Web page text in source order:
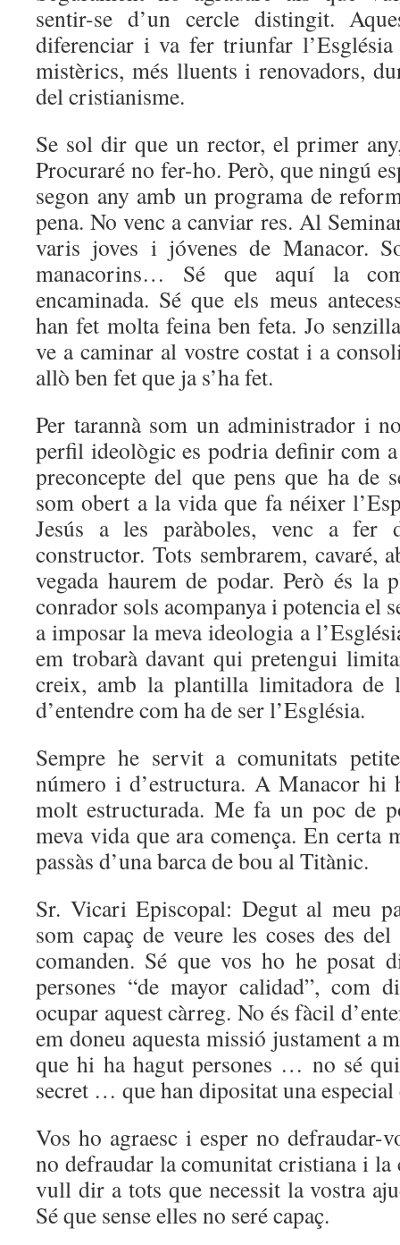
sentir-se d’un cercle distingit.
diferenciar i va fer triunfar
mistèrics, més lluents i renovadors,
del cristianisme.
Se sol dir que un rector, el primer
Procuraré no fer-ho. Però, que ningú
segon any amb un programa de
pena. No venc a canviar res. Al
varis joves i jóvenes de Manacor.
manacorins… Sé que aquí la
encaminada. Sé que els meus
han fet molta feina ben feta. Jo
ve a caminar al vostre costat i a
allò ben fet que ja s’ha fet.
Per tarannà som un administrador i
perfil ideològic es podria definir com
preconcepte del que pens que ha de
som obert a la vida que fa néixer
Jesús a les paràboles, venc a
constructor. Tots sembrarem, cavaré,
vegada haurem de podar. Però és
conrador sols acompanya i potencia el
a imposar la meva ideologia a
em trobarà davant qui pretengui
creix, amb la plantilla limitadora de
d’entendre com ha de ser l’Església.
Sempre he servit a comunitats
número i d’estructura. A Manacor hi
molt estructurada. Me fa un poc de
meva vida que ara comença. En certa
passàs d’una barca de bou al Titànic.
Sr. Vicari Episcopal: Degut al meu
som capaç de veure les coses des
comanden. Sé que vos ho he posat
persones “de mayor calidad”, com
ocupar aquest càrreg. No és fàcil
em doneu aquesta missió justament a
que hi ha hagut persones … no sé
secret … que han dipositat una
Vos ho agraesc i esper no defraudar-
no defraudar la comunitat cristiana i la
vull dir a tots que necessit la vostra
Sé que sense elles no seré capaç.